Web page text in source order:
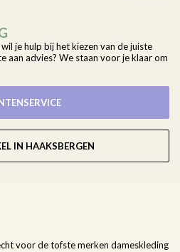
je hulp bij het kiezen van de juiste
aan advies? We staan voor je klaar om
IN HAAKSBERGEN
voor de tofste merken dameskleding